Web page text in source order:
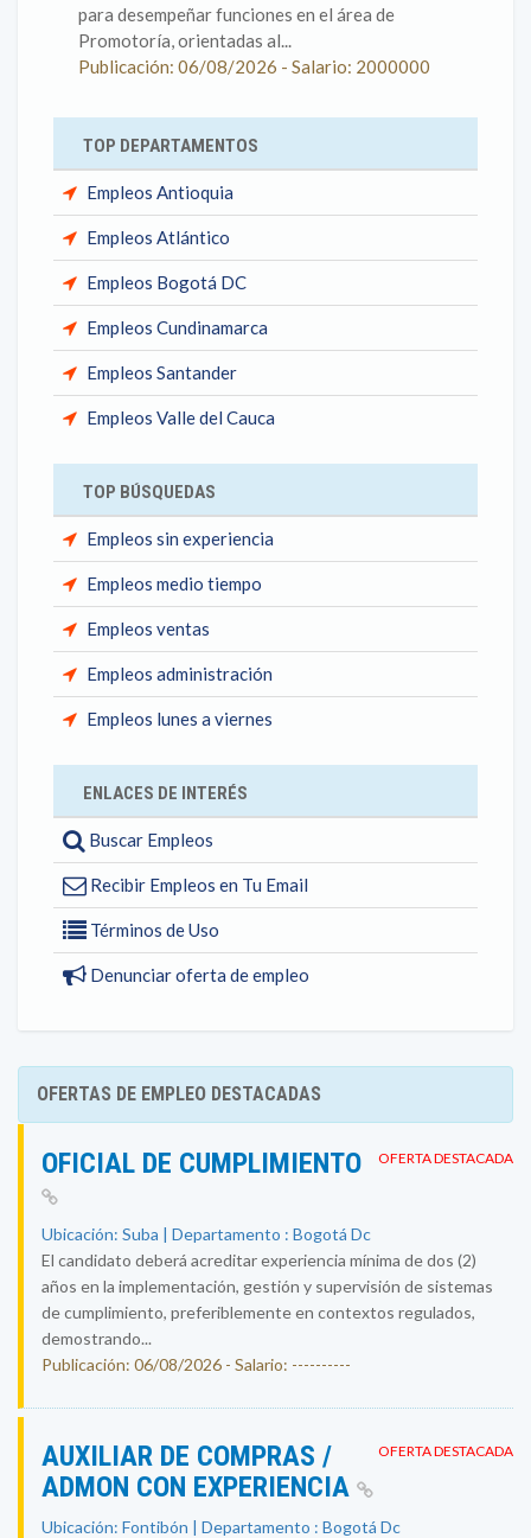
para desempeñar funciones en el área de
Promotoría, orientadas al...
Publicación: 06/08/2026 - Salario: 2000000
TOP DEPARTAMENTOS
Empleos Antioquia
Empleos Atlántico
Empleos Bogotá DC
Empleos Cundinamarca
Empleos Santander
Empleos Valle del Cauca
TOP BÚSQUEDAS
Empleos sin experiencia
Empleos medio tiempo
Empleos ventas
Empleos administración
Empleos lunes a viernes
ENLACES DE INTERÉS
Buscar Empleos
Recibir Empleos en Tu Email
Términos de Uso
Denunciar oferta de empleo
OFERTAS DE EMPLEO DESTACADAS
OFERTA DESTACADA
OFICIAL DE CUMPLIMIENTO
Ubicación: Suba | Departamento : Bogotá Dc
El candidato deberá acreditar experiencia mínima de dos (2)
años en la implementación, gestión y supervisión de sistemas
de cumplimiento, preferiblemente en contextos regulados,
demostrando...
Publicación: 06/08/2026 - Salario: ----------
OFERTA DESTACADA
AUXILIAR DE COMPRAS /
ADMON CON EXPERIENCIA
Ubicación: Fontibón | Departamento : Bogotá Dc